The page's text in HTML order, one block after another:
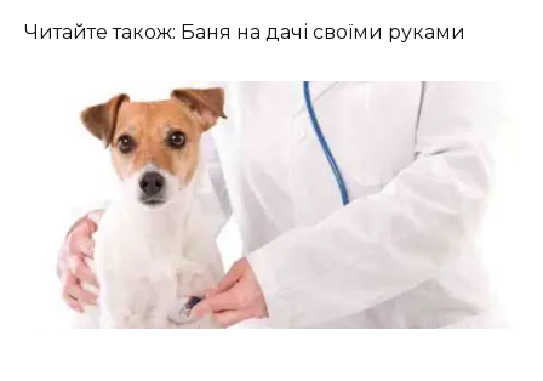
Читайте також: Баня на дачі своїми руками